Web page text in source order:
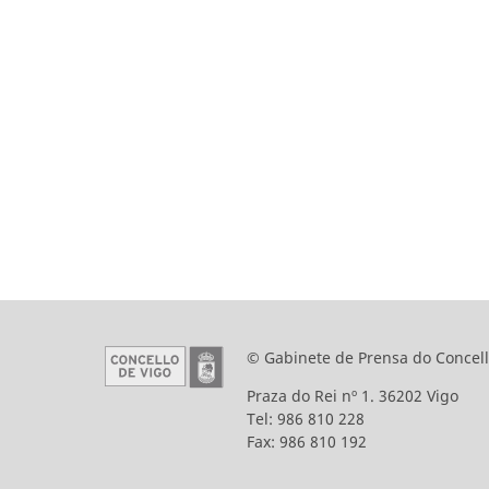
© Gabinete de Prensa do
Praza do Rei nº 1. 36202 Vigo
Tel: 986 810 228
Fax: 986 810 192